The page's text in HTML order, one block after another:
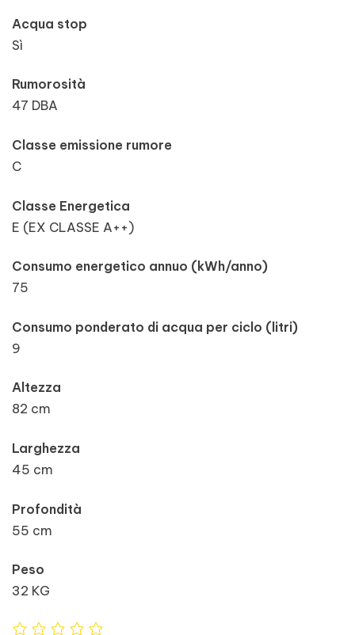
Acqua stop
Sì
Rumorosità
47 DBA
Classe emissione rumore
C
Classe Energetica
E (EX CLASSE A++)
Consumo energetico annuo (kWh/anno)
75
Consumo ponderato di acqua per ciclo (litri)
9
Altezza
82 cm
Larghezza
45 cm
Profondità
55 cm
Peso
32 KG